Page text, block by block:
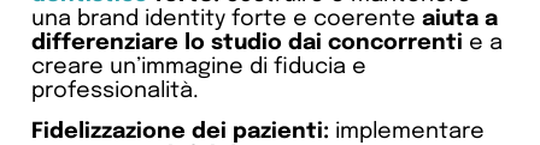
una brand identity forte e coerente aiuta a
differenziare lo studio dai concorrenti e a
creare un’immagine di fiducia e
professionalità.
Fidelizzazione dei pazienti: implementare